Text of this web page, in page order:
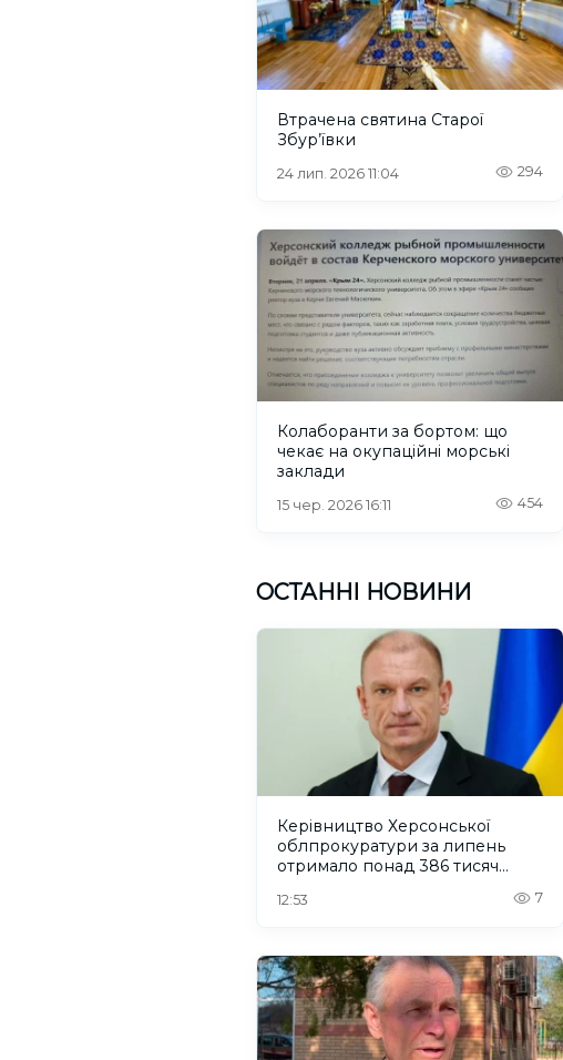
Втрачена святина Старої
Збур’ївки
24 лип. 2026 11:04 294
Колаборанти за бортом: що
чекає на окупаційні морські
заклади
15 чер. 2026 16:11 454
ОСТАННІ НОВИНИ
Керівництво Херсонської
облпрокуратури за липень
отримало понад 386 тисяч
12:53 7